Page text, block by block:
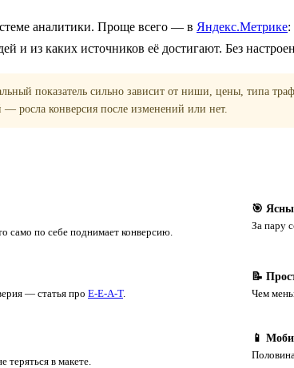
аналитики. Проще всего — в Яндекс.Метрике:
и из каких источников её достигают. Без
показатель сильно зависит от ниши, цены, типа
росла конверсия после изменений или нет.
само по себе поднимает конверсию.
🎯
За пару
— статья про E-E-A-T.
📝
Чем
в макете.
📱